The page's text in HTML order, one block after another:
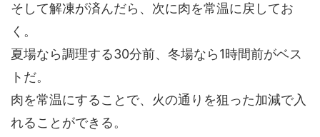
そして解凍が済んだら、次に肉を常温に戻してお
く。
夏場なら調理する30分前、冬場なら1時間前がベス
トだ。
肉を常温にすることで、火の通りを狙った加減で入
れることができる。